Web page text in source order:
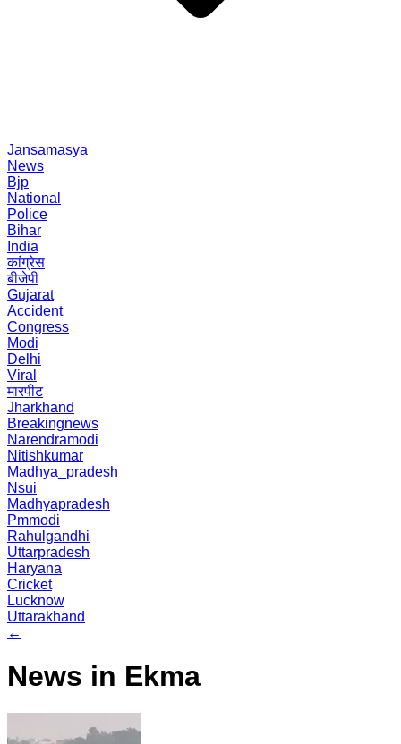
Jansamasya
News
Bjp
National
Police
Bihar
India
कांग्रेस
बीजेपी
Gujarat
Accident
Congress
Modi
Delhi
Viral
मारपीट
Jharkhand
Breakingnews
Narendramodi
Nitishkumar
Madhya_pradesh
Nsui
Madhyapradesh
Pmmodi
Rahulgandhi
Uttarpradesh
Haryana
Cricket
Lucknow
Uttarakhand
←
News in Ekma